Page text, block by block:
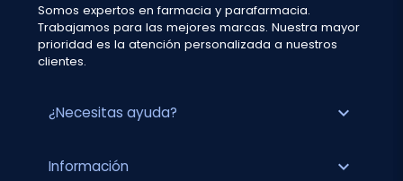
Somos expertos en farmacia y parafarmacia.
Trabajamos para las mejores marcas. Nuestra mayor
prioridad es la atención personalizada a nuestros
clientes.
¿Necesitas ayuda? expand_more
Información expand_more